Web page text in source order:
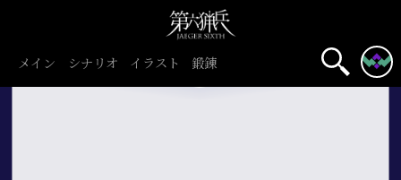
メイン シナリオ イラスト 鍛錬